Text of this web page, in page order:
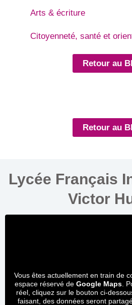
Arts & écriture
Citoyenneté, santé et
Retour au
Retour au
Lycée Français
Victor
Vous êtes actuellement en train de
espace réservé de Google Maps.
réel, cliquez sur le bouton ci-
faisant, des données seront